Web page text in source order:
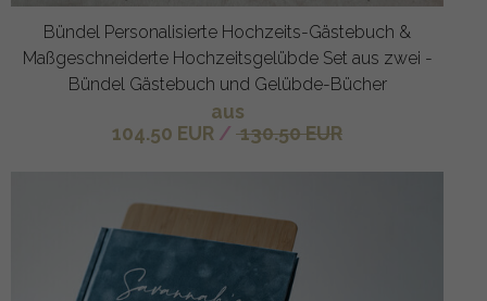
Bündel Personalisierte Hochzeits-Gästebuch &
Maßgeschneiderte Hochzeitsgelübde Set aus zwei -
Bündel Gästebuch und Gelübde-Bücher
aus
104.50 EUR / 130.50 EUR